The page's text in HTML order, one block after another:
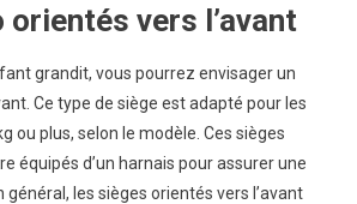
orientés vers l’avant
grandit, vous pourrez envisager un
Ce type de siège est adapté pour les
ou plus, selon le modèle. Ces sièges
équipés d’un harnais pour assurer une
les sièges orientés vers l’avant